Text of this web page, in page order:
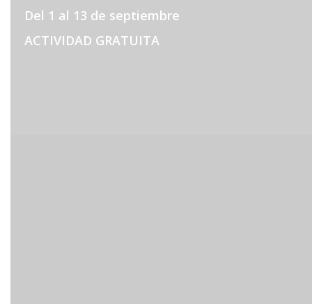
Del 1 al 13 de septiembre
ACTIVIDAD GRATUITA